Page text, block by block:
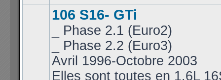
106 S16- GTi
_ Phase 2.1 (Euro2)
_ Phase 2.2 (Euro3)
Avril 1996-Octobre 2003
Elles sont toutes en 1.6L